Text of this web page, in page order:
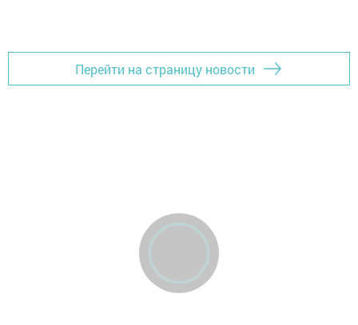
Перейти на страницу новости